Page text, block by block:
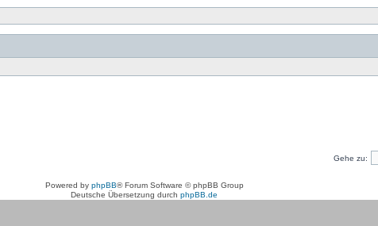
Gehe zu:
Powered by phpBB® Forum Software © phpBB Group
Deutsche Übersetzung durchphpBB.de